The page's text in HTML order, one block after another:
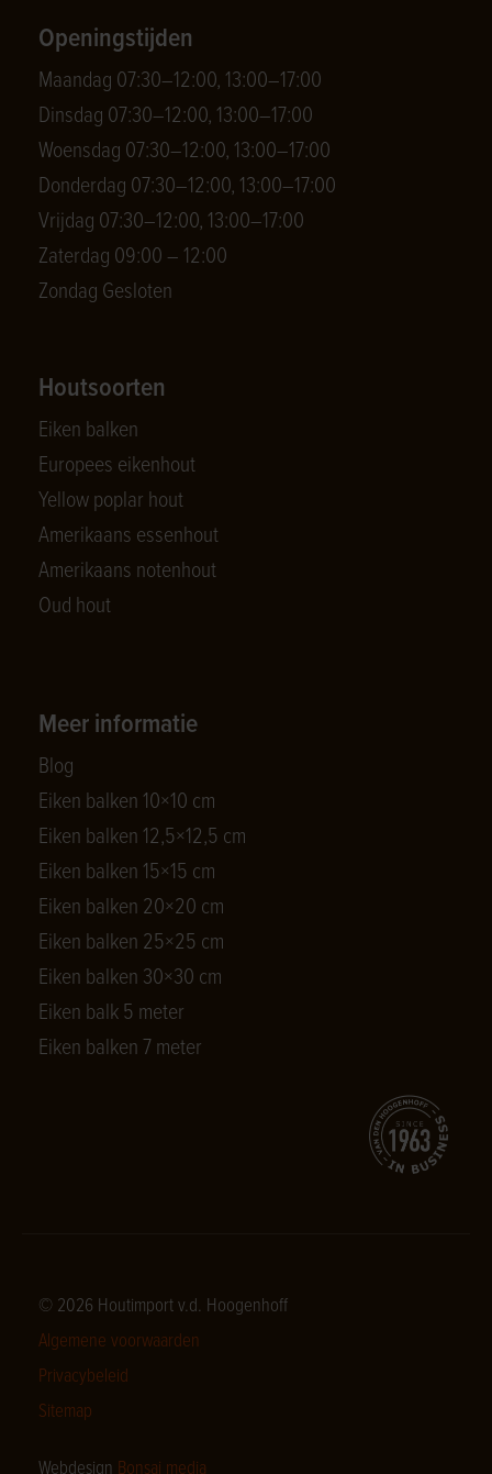
Openingstijden
Maandag 07:30–12:00, 13:00–17:00
Dinsdag 07:30–12:00, 13:00–17:00
Woensdag 07:30–12:00, 13:00–17:00
Donderdag 07:30–12:00, 13:00–17:00
Vrijdag 07:30–12:00, 13:00–17:00
Zaterdag 09:00 – 12:00
Zondag Gesloten
Houtsoorten
Eiken balken
Europees eikenhout
Yellow poplar hout
Amerikaans essenhout
Amerikaans notenhout
Oud hout
Meer informatie
Blog
Eiken balken 10×10 cm
Eiken balken 12,5×12,5 cm
Eiken balken 15×15 cm
Eiken balken 20×20 cm
Eiken balken 25×25 cm
Eiken balken 30×30 cm
Eiken balk 5 meter
Eiken balken 7 meter
© 2026 Houtimport v.d. Hoogenhoff
Algemene voorwaarden
Privacybeleid
Sitemap